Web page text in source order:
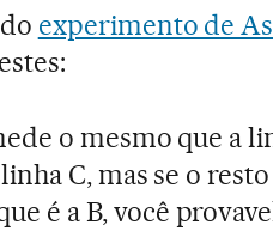
experimento de
o mesmo que a
C, mas se o
é a B, você